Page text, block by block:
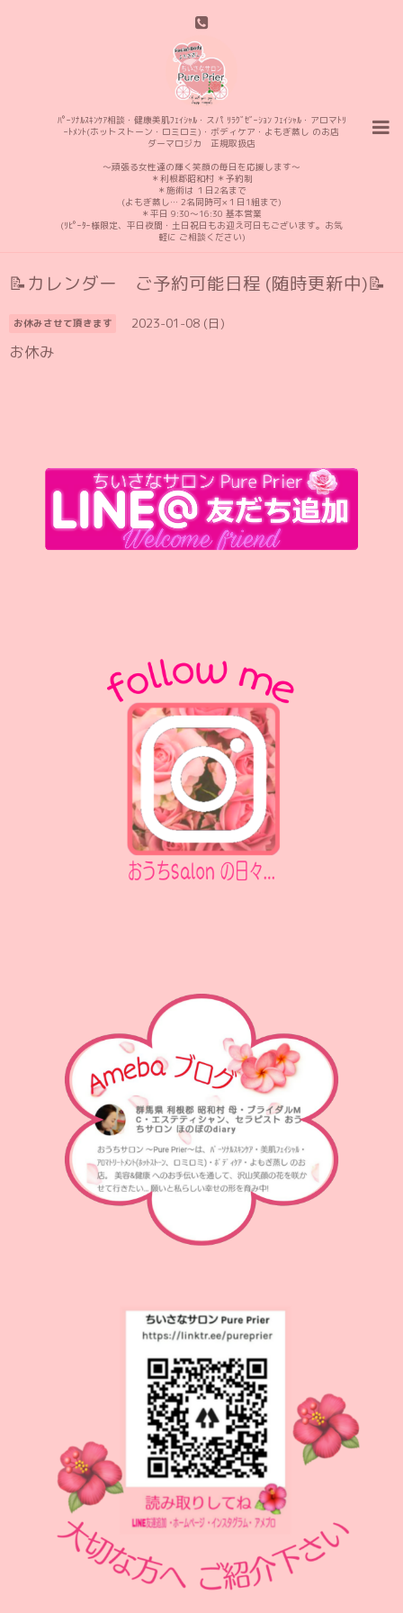
ﾊﾟｰｿﾅﾙｽｷﾝｹｱ相談・健康美肌ﾌｪｲｼｬﾙ・スパ ﾘﾗｸﾞｾﾞｰｼｮﾝ ﾌｪｲｼｬﾙ・アロマﾄﾘ
ｰﾄﾒﾝﾄ(ホットストーン・ロミロミ)・ボディケア・よもぎ蒸し のお店
ダーマロジカ 正規取扱店
〜頑張る女性達の輝く笑顔の毎日を応援します〜
＊利根郡昭和村 ＊予約制
＊施術は １日2名まで
(よもぎ蒸し… 2名同時可×１日1組まで)
＊平日 9:30〜16:30 基本営業
(ﾘﾋﾟｰﾀｰ様限定、平日夜間・土日祝日もお迎え可日もございます。お気
軽に ご相談ください)
📝カレンダー ご予約可能日程 (随時更新中)📝
お休みさせて頂きます 2023-01-08 (日)
お休み